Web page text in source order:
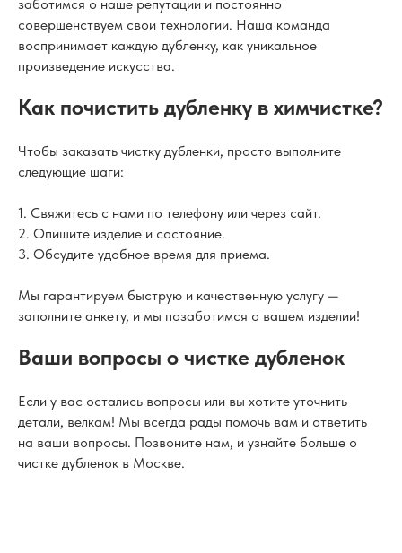
заботимся о наше репутации и постоянно
совершенствуем свои технологии. Наша команда
воспринимает каждую дубленку, как уникальное
произведение искусства.
Как почистить дубленку в химчистке?
Чтобы заказать чистку дубленки, просто выполните
следующие шаги:
1. Свяжитесь с нами по телефону или через сайт.
2. Опишите изделие и состояние.
3. Обсудите удобное время для приема.
Мы гарантируем быструю и качественную услугу —
заполните анкету, и мы позаботимся о вашем изделии!
Ваши вопросы о чистке дубленок
Если у вас остались вопросы или вы хотите уточнить
детали, велкам! Мы всегда рады помочь вам и ответить
на ваши вопросы. Позвоните нам, и узнайте больше о
чистке дубленок в Москве.